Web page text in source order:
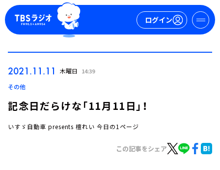
ログイン
2021.11.11 木曜日 14:39
その他
記念日だらけな「11月11日」！
いすゞ自動車 presents 檀れい 今日の1ページ
この記事をシェア